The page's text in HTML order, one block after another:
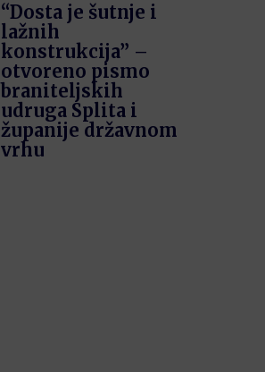
“Dosta je šutnje i
lažnih
konstrukcija” –
otvoreno pismo
braniteljskih
udruga Splita i
županije državnom
vrhu